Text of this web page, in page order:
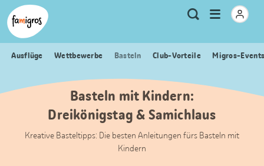
Sprungmarken
Navigation
Header
Logo
Meta
Navigation
Suche
Menu
öffnen
Ausflüge Wettbewerbe Basteln Club-Vorteile Migros-
Basteln mit Kindern:
Dreikönigstag & Samichlaus
Kreative Basteltipps: Die besten Anleitungen fürs Basteln mit
Kindern